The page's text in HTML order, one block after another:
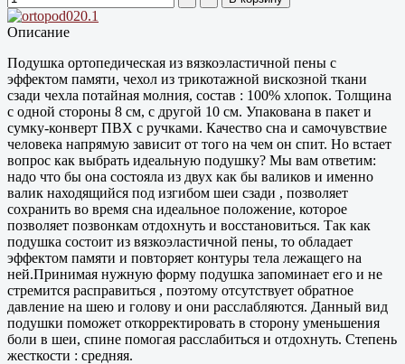
Описание
Подушка ортопедическая из вязкоэластичной пены с
эффектом памяти, чехол из трикотажной вискозной ткани
сзади чехла потайная молния, состав : 100% хлопок. Толщина
с одной стороны 8 см, с другой 10 см. Упакована в пакет и
сумку-конверт ПВХ с ручками. Качество сна и самочувствие
человека напрямую зависит от того на чем он спит. Но встает
вопрос как выбрать идеальную подушку? Мы вам ответим:
надо что бы она состояла из двух как бы валиков и именно
валик находящийся под изгибом шеи сзади , позволяет
сохранить во время сна идеальное положение, которое
позволяет позвонкам отдохнуть и восстановиться. Так как
подушка состоит из вязкоэластичной пены, то обладает
эффектом памяти и повторяет контуры тела лежащего на
ней.Принимая нужную форму подушка запоминает его и не
стремится расправиться , поэтому отсутствует обратное
давление на шею и голову и они расслабляются. Данный вид
подушки поможет откорректировать в сторону уменьшения
боли в шеи, спине помогая расслабиться и отдохнуть. Степень
жесткости : средняя.